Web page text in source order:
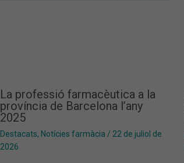
La professió farmacèutica a la
província de Barcelona l’any
2025
Destacats, Notícies farmàcia / 22 de juliol de
2026